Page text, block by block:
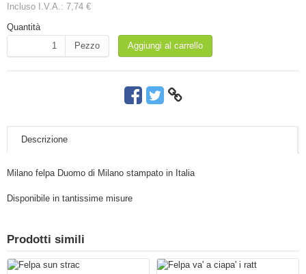
Incluso I.V.A.: 7,74 €
Quantità
Pezzo
Aggiungi al carrello
Descrizione
Milano felpa Duomo di Milano stampato in Italia
Disponibile in tantissime misure
Prodotti simili